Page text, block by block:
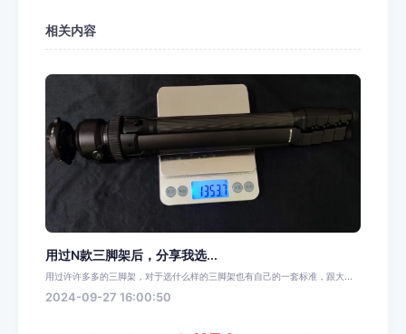
相关内容
用过N款三脚架后，分享我选...
用过许许多多的三脚架，对于选什么样的三脚架也有自己的一套标准，跟大...
2024-09-27 16:00:50